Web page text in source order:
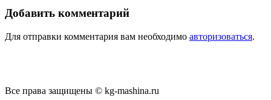
Добавить комментарий
Для отправки комментария вам необходимо авторизоваться.
Все права защищены © kg-mashina.ru